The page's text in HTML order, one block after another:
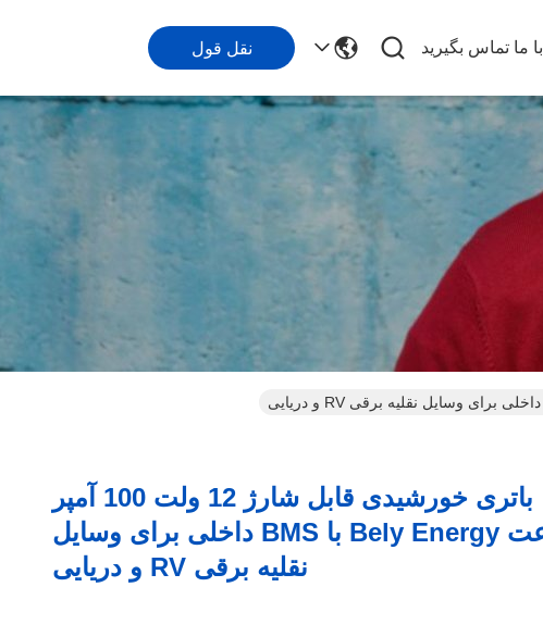
با ما تماس بگیرید نقل قول
باتری خورشیدی قابل شارژ 12 ولت 100 آمپر
ساعت Bely Energy با BMS داخلی برای وسایل
نقلیه برقی RV و دریایی